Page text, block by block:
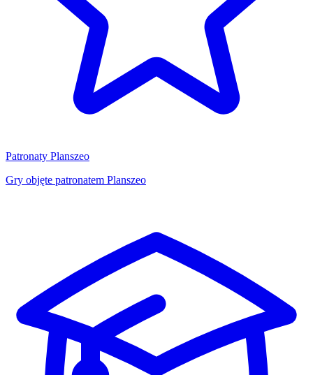
Patronaty Planszeo
Gry objęte patronatem Planszeo